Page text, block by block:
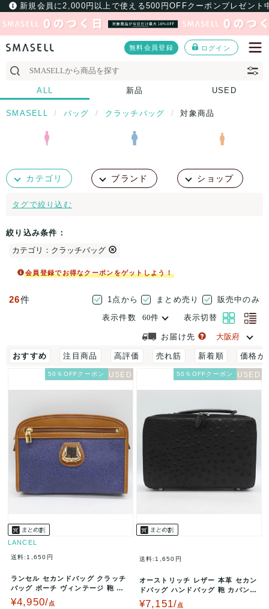
新規会員に2,000円以上で使える500円OFFクーポンプレゼント
無料会員登録 ログイン
ALL 新品 USED
SMASELL バッグ クラッチバッグ 対象商品
カテゴリ ブランド ショップ
タグで絞り込む
絞り込み条件：
カテゴリ：クラッチバッグ
会員登録でお得なクーポンをゲットしよう！
26件 1点から まとめ売り
販売中のみ
表示件数
表示切替
お届け先
おすすめ 注目商品 高評価 売れ筋 新着順 価格が
50％OFFクーポン
LANCEL
送料:1,650円
ランセル セカンドバッグ クラッチ
バッグ ポーチ ヴィンテージ 鞄 ブ
ランド メンズ レディース ネ…
¥4,950/点
50％OFFクーポン
送料:1,650円
オーストリッチ レザー 本革 セカン
ドバッグ ハンドバッグ 鞄 カバン
ブランド 黒 メンズ ブラッ…
¥7,151/点